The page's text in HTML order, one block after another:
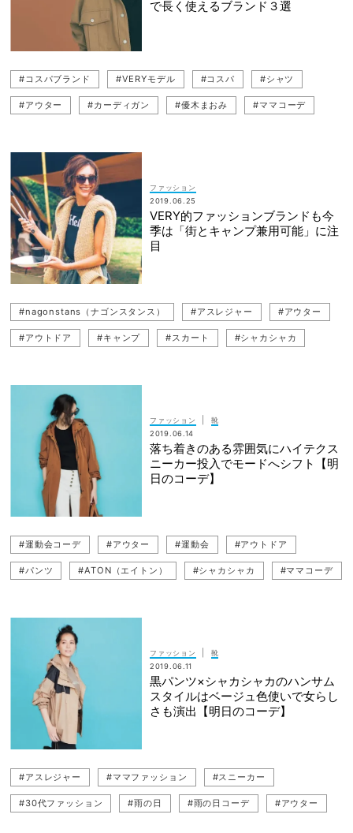
#PUBLIC TOKYO（パブリックトウキョウ）
#ワンピース #Nike（ナイキ）
で長く使えるブランド３選
#コスパブランド #VERYモデル #コスパ #シャツ
#アウター #カーディガン #優木まおみ #ママコーデ
ファッション
2019.06.25
VERY的ファッションブランドも今
季は「街とキャンプ兼用可能」に注
目
#nagonstans（ナゴンスタンス） #アスレジャー #アウター
#アウトドア #キャンプ #スカート #シャカシャカ
ファッション
靴
2019.06.14
落ち着きのある雰囲気にハイテクス
ニーカー投入でモードへシフト【明
日のコーデ】
#運動会コーデ #アウター #運動会 #アウトドア
#パンツ #ATON（エイトン） #シャカシャカ #ママコーデ
#スニーカー
ファッション
靴
2019.06.11
黒パンツ×シャカシャカのハンサム
スタイルはベージュ色使いで女らし
さも演出【明日のコーデ】
#アスレジャー #ママファッション #スニーカー
#30代ファッション #雨の日 #雨の日コーデ #アウター